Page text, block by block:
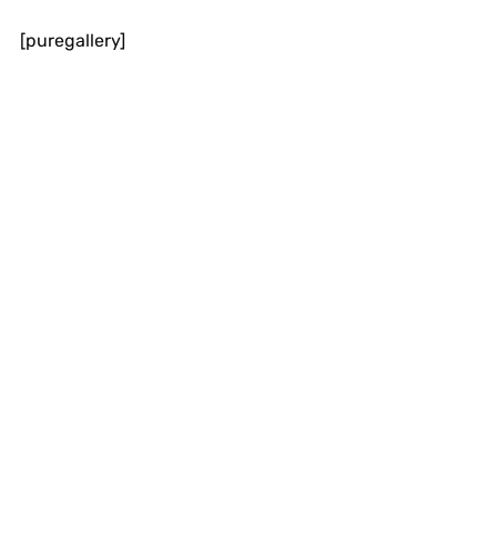
[puregallery]